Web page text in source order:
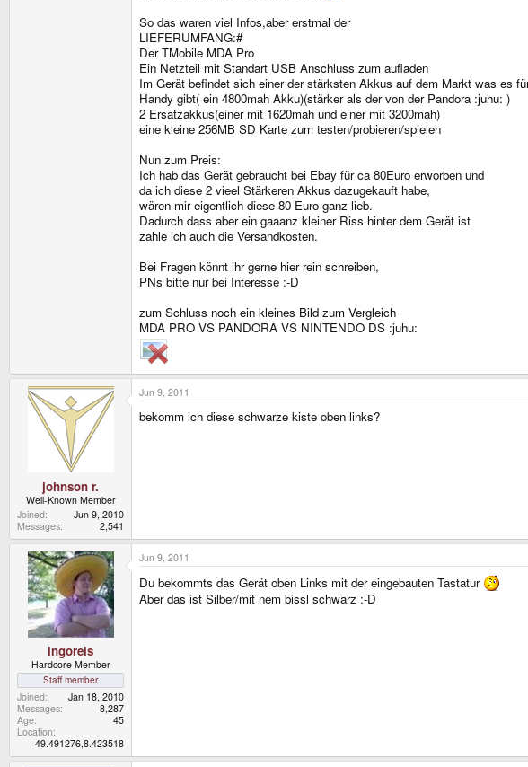
So das waren viel Infos,aber erstmal der
LIEFERUMFANG:#
Der TMobile MDA Pro
Ein Netzteil mit Standart USB Anschluss zum aufladen
Im Gerät befindet sich einer der stärksten Akkus auf dem Markt was es
Handy gibt( ein 4800mah Akku)(stärker als der von der Pandora :juhu: )
2 Ersatzakkus(einer mit 1620mah und einer mit 3200mah)
eine kleine 256MB SD Karte zum testen/probieren/spielen
Nun zum Preis:
Ich hab das Gerät gebraucht bei Ebay für ca 80Euro erworben und
da ich diese 2 vieel Stärkeren Akkus dazugekauft habe,
wären mir eigentlich diese 80 Euro ganz lieb.
Dadurch dass aber ein gaaanz kleiner Riss hinter dem Gerät ist
zahle ich auch die Versandkosten.
Bei Fragen könnt ihr gerne hier rein schreiben,
PNs bitte nur bei Interesse :-D
zum Schluss noch ein kleines Bild zum Vergleich
MDA PRO VS PANDORA VS NINTENDO DS :juhu:
johnson r.
Well-Known Member
Joined
Jun 9, 2010
Messages
2,541
Jun 9, 2011
bekomm ich diese schwarze kiste oben links?
ingoreis
Hardcore Member
Staff member
Joined
Jan 18, 2010
Messages
8,287
Age
45
Location
49.491276,8.423518
Jun 9, 2011
Du bekommts das Gerät oben Links mit der eingebauten Tastatur
Aber das ist Silber/mit nem bissl schwarz :-D